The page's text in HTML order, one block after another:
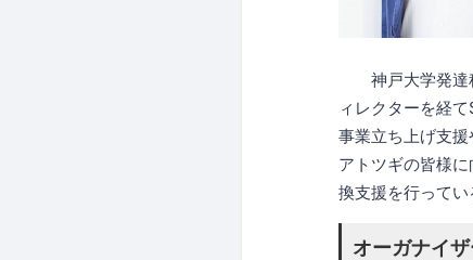
神戸大学発達科
ィレクターを経
事業立ち上げ支
アトツギの皆様
換支援を行ってい
オーガナイ